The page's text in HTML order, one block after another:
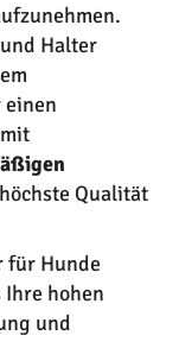
Halter
Qualität
für Hunde
Ihre hohen
und